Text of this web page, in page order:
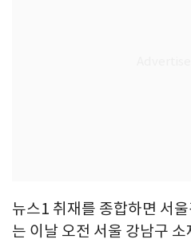
뉴스1 취재를 종합하면 서
는 이날 오전 서울 강남구